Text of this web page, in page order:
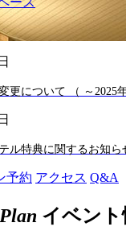
更について （ ～2025年
ル特典に関するお知ら
予約 アクセス Q&A
イベント